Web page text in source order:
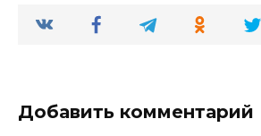
Добавить комментарий